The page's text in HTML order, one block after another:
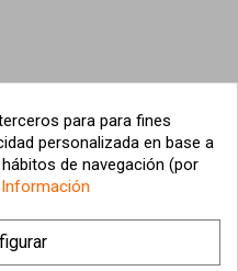
para para fines
personalizada en base a
de navegación (por